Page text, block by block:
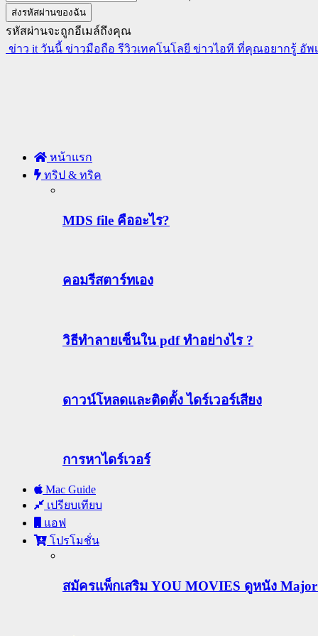
รหัสผ่านจะถูกอีเมล์ถึงคุณ
ข่าว it วันนี้ ข่าวมือถือ รีวิวเทคโนโลยี ข่าวไอที ที่คุณอยากรู้ อัพ
หน้าแรก
ทริป & ทริค
MDS file คืออะไร?
คอมรีสตาร์ทเอง
วิธีทําลายเซ็นใน pdf ทำอย่างไร ?
ดาวน์โหลดและติดตั้ง ไดร์เวอร์เสียง
การหาไดร์เวอร์
Mac Guide
เปรียบเทียบ
แอฟ
โปรโมชั่น
สมัครแพ็กเสริม YOU MOVIES ดูหนัง